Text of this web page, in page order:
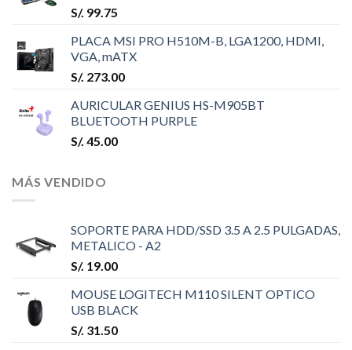
S/. 99.75
PLACA MSI PRO H510M-B, LGA1200, HDMI,
VGA, mATX
S/. 273.00
AURICULAR GENIUS HS-M905BT
BLUETOOTH PURPLE
S/. 45.00
MÁS VENDIDO
SOPORTE PARA HDD/SSD 3.5 A 2.5 PULGADAS,
METALICO - A2
S/. 19.00
MOUSE LOGITECH M110 SILENT OPTICO
USB BLACK
S/. 31.50